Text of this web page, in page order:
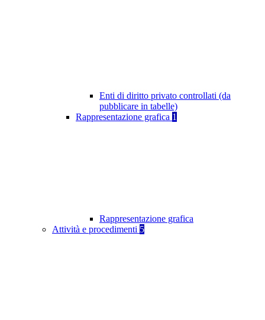
Enti di diritto privato controllati (da
pubblicare in tabelle)
Rappresentazione grafica 1
Rappresentazione grafica
Attività e procedimenti 5